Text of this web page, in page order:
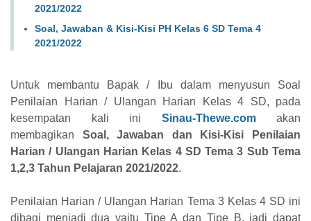
2021/2022
Soal, Jawaban & Kisi-Kisi PH Kelas 6 SD Tema 4
2021/2022
Untuk membantu Bapak / Ibu dalam menyusun Soal
Penilaian Harian / Ulangan Harian Kelas 4 SD, pada
kesempatan kali ini Sinau-Thewe.comakan
membagikan Soal, Jawaban dan Kisi-Kisi Penilaian
Harian / Ulangan Harian Kelas 4 SD Tema 3 Sub Tema
1,2,3 Tahun Pelajaran 2021/2022.
Penilaian Harian / Ulangan Harian Tema 3 Kelas 4 SD ini
dibagi menjadi dua yaitu Tipe A dan Tipe B, jadi dapat